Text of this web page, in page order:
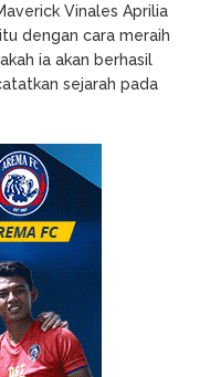
Vinales Aprilia
dengan cara meraih
ia akan berhasil
sejarah pada